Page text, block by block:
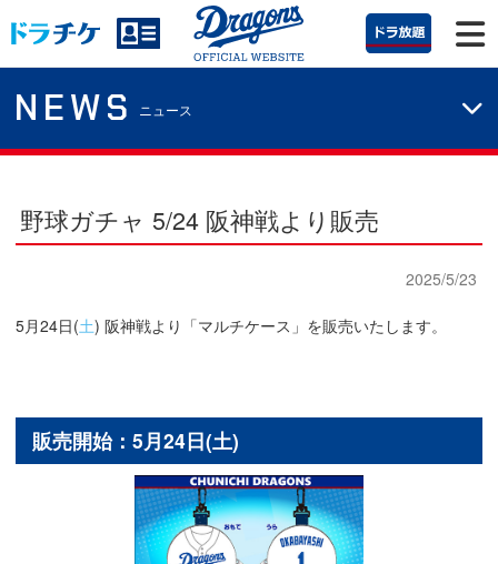
NEWS ニュース
野球ガチャ 5/24 阪神戦より販売
2025/5/23
5月24日(土) 阪神戦より「マルチケース」を販売いたします。
販売開始：5月24日(土)